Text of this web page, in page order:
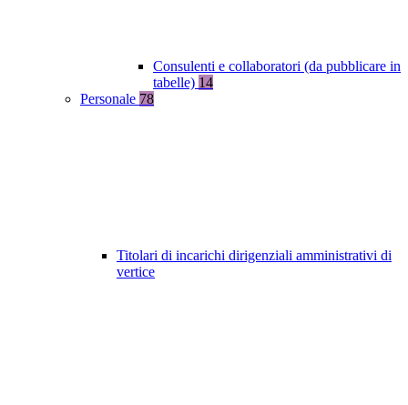
Consulenti e collaboratori (da pubblicare in
tabelle) 14
Personale 78
Titolari di incarichi dirigenziali amministrativi di
vertice